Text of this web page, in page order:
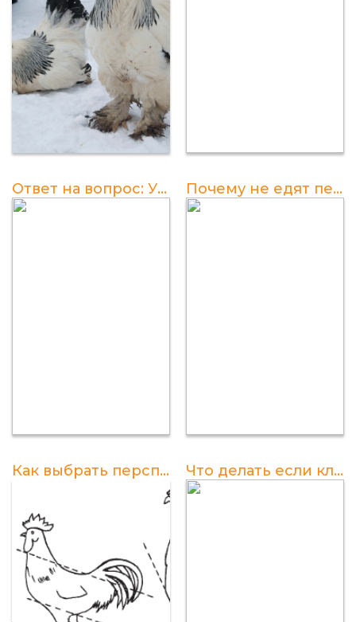
Ответ на вопрос: У петуха ноги или лапы? Почему не едят петухов? Полезная информация о причинах отказа от употребления мяса петухов
Как выбрать перспективного петуха для разведения из молодняка Что делать если клюется петух?